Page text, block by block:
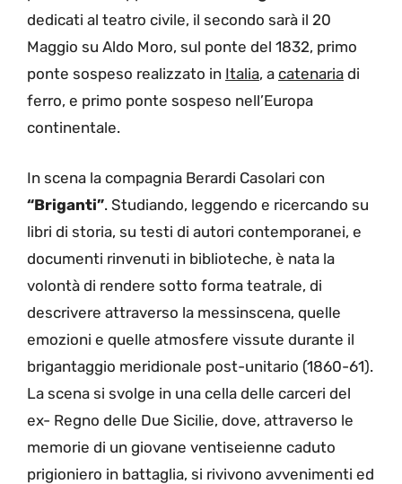
dedicati al teatro civile, il secondo sarà il 20
Maggio su Aldo Moro, sul ponte del 1832, primo
ponte sospeso realizzato in Italia, a catenaria di
ferro, e primo ponte sospeso nell’Europa
continentale.
In scena la compagnia Berardi Casolari con
“Briganti”. Studiando, leggendo e ricercando su
libri di storia, su testi di autori contemporanei, e
documenti rinvenuti in biblioteche, è nata la
volontà di rendere sotto forma teatrale, di
descrivere attraverso la messinscena, quelle
emozioni e quelle atmosfere vissute durante il
brigantaggio meridionale post-unitario (1860-61).
La scena si svolge in una cella delle carceri del
ex- Regno delle Due Sicilie, dove, attraverso le
memorie di un giovane ventiseienne caduto
prigioniero in battaglia, si rivivono avvenimenti ed